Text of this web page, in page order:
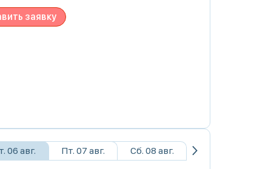
заявку
06 авг. Пт. 07 авг. Сб. 08 авг.